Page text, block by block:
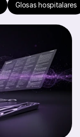
Glosas hospitalares